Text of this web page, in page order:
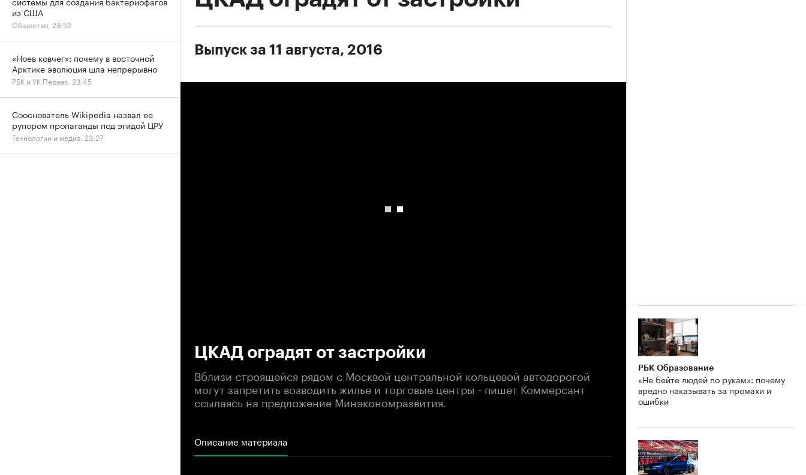
Выпуск за 11 августа, 2016
ЦКАД оградят от застройки
Вблизи строящейся рядом с Москвой центральной кольцевой автодорогой
могут запретить возводить жилье и торговые центры - пишет Коммерсант
ссылаясь на предложение Минэкономразвития.
Описание материала
РБК Образование
«Не бейте людей по рукам»: почему
вредно наказывать за промахи и
ошибки
из США
Общество, 23:52
«Ноев ковчег»: почему в восточной
Арктике эволюция шла непрерывно
РБК и УК Первая, 23:45
Сооснователь Wikipedia назвал ее
рупором пропаганды под эгидой ЦРУ
Технологии и медиа, 23:27